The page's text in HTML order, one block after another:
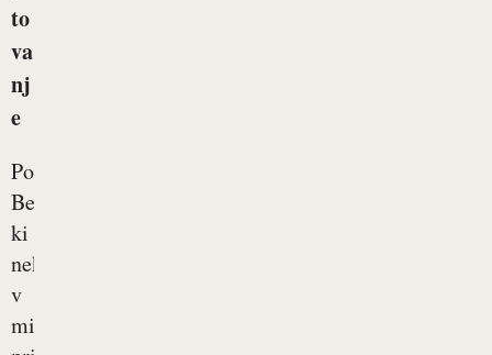
to
va
nj
e
Potovanja.
Beseda,
ki
nekaterim
v
misli